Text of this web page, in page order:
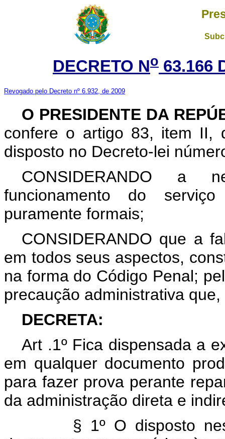
DECRETO No 63.166
Revogado pelo Decreto nº 6.932, de 2009
O PRESIDENTE DA
confere o artigo 83, item II,
disposto no Decreto-lei
CONSIDERANDO a
funcionamento do
puramente formais;
CONSIDERANDO que a
em todos seus aspectos,
na forma do Código Penal;
precaução administrativa
DECRETA:
Art .1º Fica dispensada a
em qualquer documento
para fazer prova perante
da administração direta e
§ 1º O disposto